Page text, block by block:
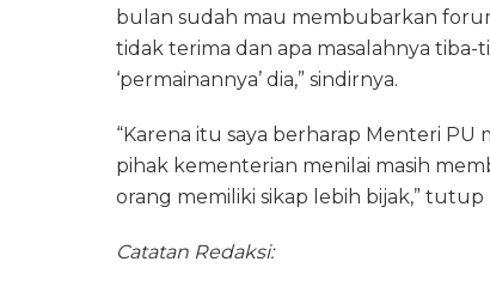
bulan sudah mau membubarkan
tidak terima dan apa masalahnya
‘permainannya’ dia,” sindirnya.
“Karena itu saya berharap Menteri
pihak kementerian menilai masih
orang memiliki sikap lebih bijak,” tutup
Catatan Redaksi: